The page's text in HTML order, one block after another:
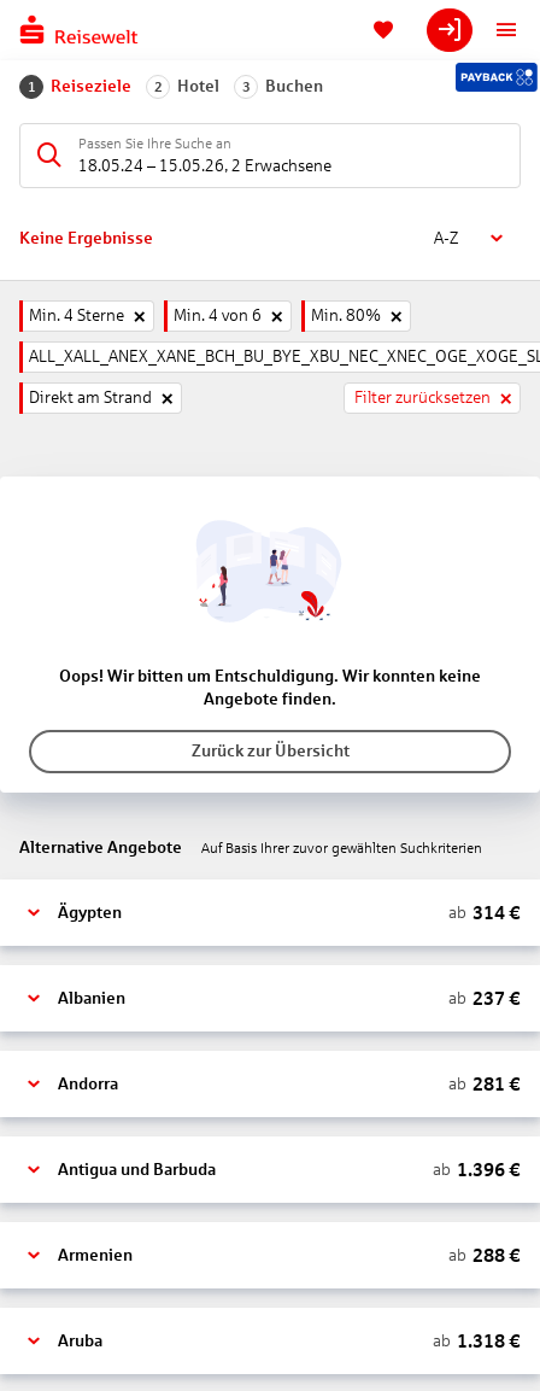
1 Reiseziele 2 Hotel 3 Buchen
Passen Sie Ihre Suche an
18.05.24 – 15.05.26, 2 Erwachsene
Keine Ergebnisse A-Z
Min. 4 Sterne Min. 4 von 6 Min. 80%
Direkt am Strand Filter zurücksetzen
Oops! Wir bitten um Entschuldigung. Wir konnten keine
Angebote finden.
Zurück zur Übersicht
Alternative Angebote Auf Basis Ihrer zuvor gewählten Suchkriterien
Ägypten ab 314€
Albanien ab 237 €
Andorra ab 281 €
Antigua und Barbuda ab 1.396€
Armenien ab 288€
Aruba ab 1.318€